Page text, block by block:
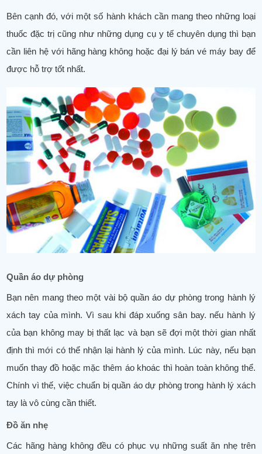
Bên cạnh đó, với một số hành khách cần mang theo những loại
thuốc đặc trị cũng như những dụng cụ y tế chuyên dụng thì bạn
cần liên hệ với hãng hàng không hoặc đại lý bán vé máy bay để
được hỗ trợ tốt nhất.
Quần áo dự phòng
Bạn nên mang theo một vài bộ quần áo dự phòng trong hành lý
xách tay của mình. Vì sau khi đáp xuống sân bay. nếu hành lý
của bạn không may bị thất lạc và bạn sẽ đợi một thời gian nhất
định thì mới có thể nhận lại hành lý của mình. Lúc này, nếu bạn
muốn thay đồ hoặc mặc thêm áo khoác thì hoàn toàn không thể.
Chính vì thế, việc chuẩn bị quần áo dự phòng trong hành lý xách
tay là vô cùng cần thiết.
Đồ ăn nhẹ
Các hãng hàng không đều có phục vụ những suất ăn nhẹ trên